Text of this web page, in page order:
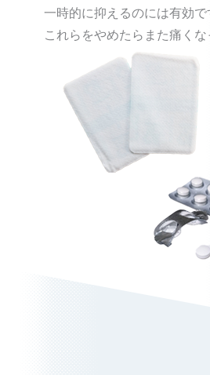
一時的に抑えるのには有効で
これらをやめたらまた痛くな